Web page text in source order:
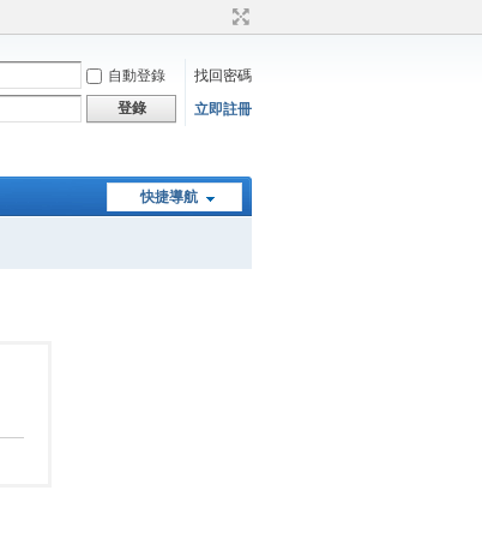
自動登錄
找回密碼
登錄 立即註冊
快捷導航